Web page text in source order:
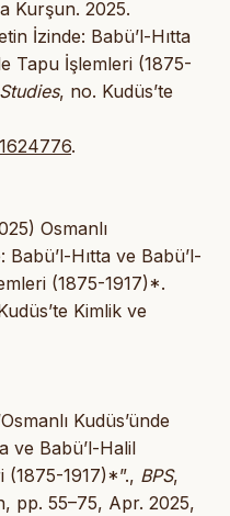
Kurşun. 2025.
İzinde: Babü’l-Hıtta
Tapu İşlemleri (1875-
, no. Kudüs’te
.
Osmanlı
Hıtta ve Babü’l-
(1875-1917)*.
Kimlik ve
Kudüs’ünde
ve Babü’l-Halil
1917)*”., BPS,
pp. 55–75, Apr. 2025,